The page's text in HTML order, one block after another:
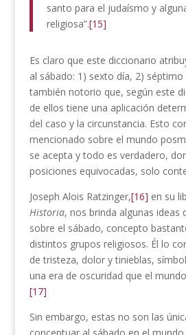
santo para el judaísmo y
religiosa”.[15]
Es claro que este diccionario
al sábado: 1) sexto día, 2) séptimo
también notorio que, según este
de ellos tiene una aplicación
del caso y la circunstancia. Esto
mencionado sobre el mundo
se acepta y todo es verdadero,
posiciones equivocadas, solo
Joseph Alois Ratzinger,[16] en su
Historia, nos brinda algunas ideas
sobre el sábado, concepto
distintos grupos religiosos. Él lo
de tristeza, dolor y tinieblas,
una era de oscuridad que el
[17]
Sin embargo, estas no son las
conceptuar al sábado en el